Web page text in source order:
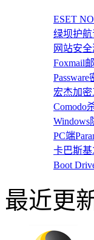
ESET
绿坝护
网站安
Foxmail
宏杰加
Comodo
Windows
PC端
卡巴斯
Boot
最近更